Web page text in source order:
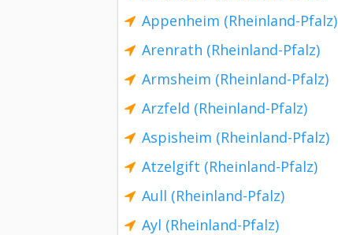
Appenheim (Rheinland-Pfalz)
Arenrath (Rheinland-Pfalz)
Armsheim (Rheinland-Pfalz)
Arzfeld (Rheinland-Pfalz)
Aspisheim (Rheinland-Pfalz)
Atzelgift (Rheinland-Pfalz)
Aull (Rheinland-Pfalz)
Ayl (Rheinland-Pfalz)